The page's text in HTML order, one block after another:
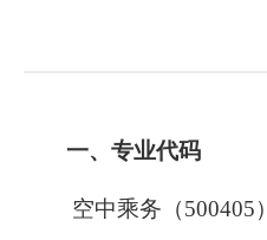
一、专业代码
空中乘务（500405）